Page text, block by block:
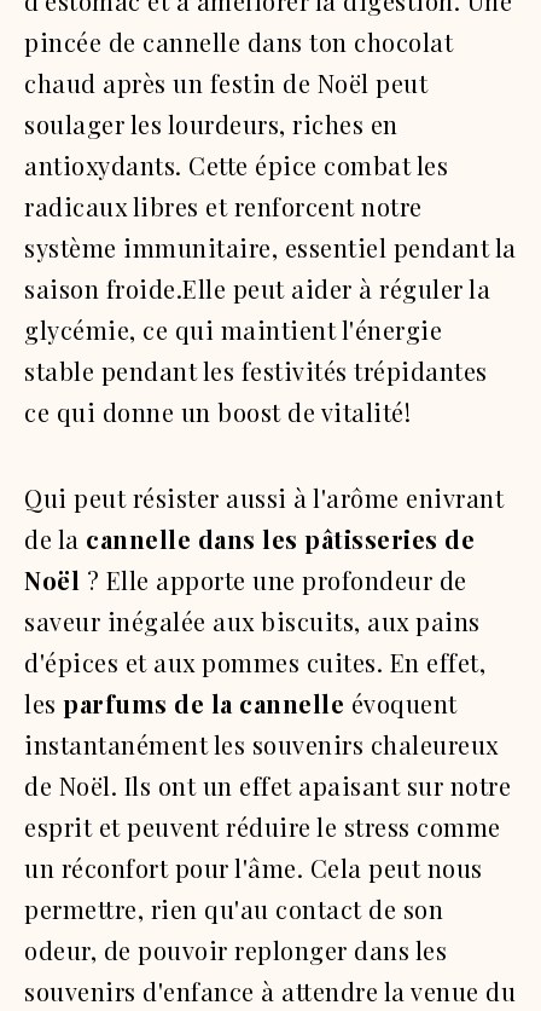
pincée de cannelle dans ton chocolat
chaud après un festin de Noël peut
soulager les lourdeurs, riches en
antioxydants. Cette épice combat les
radicaux libres et renforcent notre
système immunitaire, essentiel pendant la
saison froide.Elle peut aider à réguler la
glycémie, ce qui maintient l'énergie
stable pendant les festivités trépidantes
ce qui donne un boost de vitalité!
Qui peut résister aussi à l'arôme enivrant
de la cannelle dans les pâtisseries de
Noël ? Elle apporte une profondeur de
saveur inégalée aux biscuits, aux pains
d'épices et aux pommes cuites. En effet,
les parfums de la cannelle évoquent
instantanément les souvenirs chaleureux
de Noël. Ils ont un effet apaisant sur notre
esprit et peuvent réduire le stress comme
un réconfort pour l'âme. Cela peut nous
permettre, rien qu'au contact de son
odeur, de pouvoir replonger dans les
souvenirs d'enfance à attendre la venue du